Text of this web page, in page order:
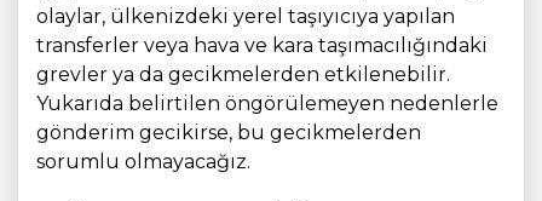
olaylar, ülkenizdeki yerel taşıyıcıya yapılan
transferler veya hava ve kara taşımacılığındaki
grevler ya da gecikmelerden etkilenebilir.
Yukarıda belirtilen öngörülemeyen nedenlerle
gönderim gecikirse, bu gecikmelerden
sorumlu olmayacağız.